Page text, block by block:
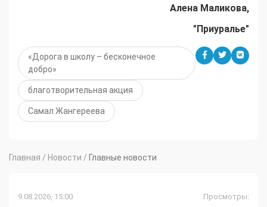
Алена Маликова,
"Приуралье"
«Дорога в школу – бесконечное
добро»
благотворительная акция
Самал Жангереева
Главная / Новости / Главные новости
9.08.2026, 15:00 Просмотры: